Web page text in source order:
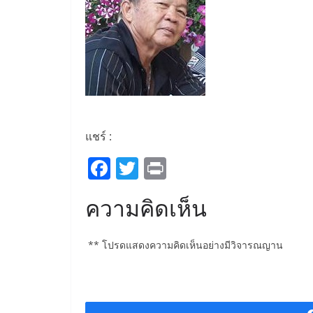
แชร์ :
F
c
e
b
o
T
w
itt
er
in
t
ความคิดเห็น
** โปรดแสดงความคิดเห็นอย่างมีวิจารณญาน